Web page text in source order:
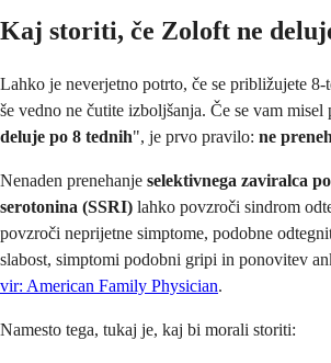
Kaj storiti, če Zoloft ne
Lahko je neverjetno potrto, če se približujete
še vedno ne čutite izboljšanja. Če se vam misel
deluje po 8 tednih", je prvo pravilo: ne
Nenaden prenehanje selektivnega zaviralca
serotonina (SSRI) lahko povzroči sindrom
povzroči neprijetne simptome, podobne
slabost, simptomi podobni gripi in ponovitev
vir: American Family Physician.
Namesto tega, tukaj je, kaj bi morali storiti: